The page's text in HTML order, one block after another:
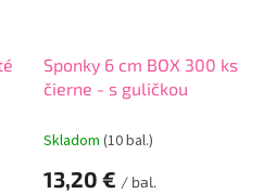
Sponky 6 cm BOX 300 ks
čierne - s guličkou
Skladom (10 bal.)
13,20 € / bal.